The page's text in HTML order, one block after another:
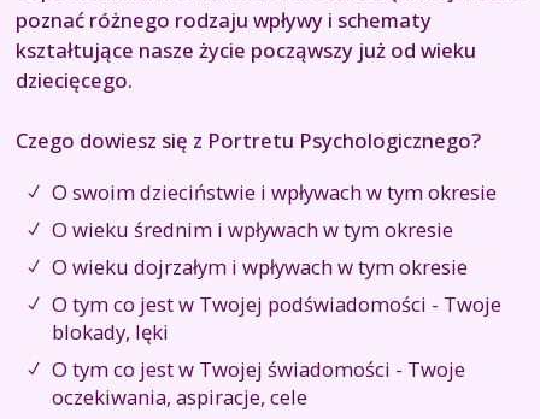
poznać różnego rodzaju wpływy i schematy
kształtujące nasze życie począwszy już od wieku
dziecięcego.
Czego dowiesz się z Portretu Psychologicznego?
O swoim dzieciństwie i wpływach w tym okresie
O wieku średnim i wpływach w tym okresie
O wieku dojrzałym i wpływach w tym okresie
O tym co jest w Twojej podświadomości - Twoje
blokady, lęki
O tym co jest w Twojej świadomości - Twoje
oczekiwania, aspiracje, cele